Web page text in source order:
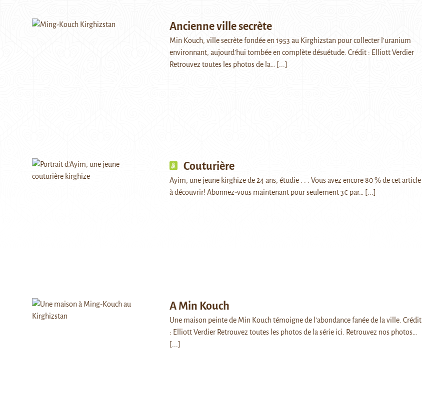
Ancienne ville secrète
Min Kouch, ville secrète fondée en 1953 au Kirghizstan pour collecter l’uranium
environnant, aujourd’hui tombée en complète désuétude. Crédit : Elliott Verdier
Retrouvez toutes les photos de la…
[...]
Couturière
Ayim, une jeune kirghize de 24 ans, étudie . . . Vous avez encore 80 % de cet article
à découvrir! Abonnez-vous maintenant pour seulement 3€ par…
[...]
A Min Kouch
Une maison peinte de Min Kouch témoigne de l’abondance fanée de la ville. Crédit
: Elliott Verdier Retrouvez toutes les photos de la série ici. Retrouvez nos photos…
[...]